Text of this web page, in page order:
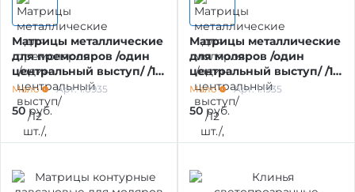
НАКОНЕЧНИКИ ТУРБИННЫЕ, УГЛОВЫЕ,
ПРЯМЫЕ, МИКРОМОТОР
ЗАПАСНЫЕ ЧАСТИ К ОБОРУДОВАНИЮ
Матрицы металлические
для премоляров /один
центральный выступ/ /12
шт./, 50 мкм, 1.0935, ТОР
ВМ
Мало Арт: 1.0935
50 руб.
Матрицы металлические
для моляров /один
центральный выступ/ /12
шт./, 50 мкм, 1.0935, ТОР
ВМ
Мало Арт: 1.1935
50 руб.